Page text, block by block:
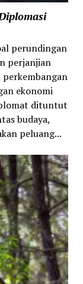
perundingan
perjanjian
ekonomi
dituntut
budaya,
peluang...